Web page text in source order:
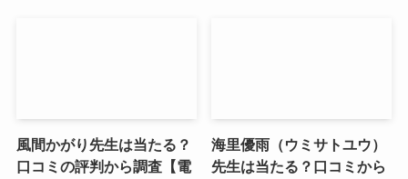
風間かがり先生は当たる？
口コミの評判から調査【電
海里優雨（ウミサトユウ）
先生は当たる？口コミから